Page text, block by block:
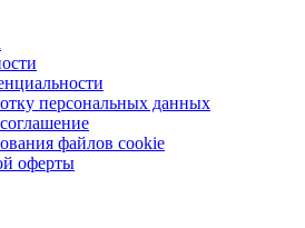
персональных данных
файлов cookie
оферты